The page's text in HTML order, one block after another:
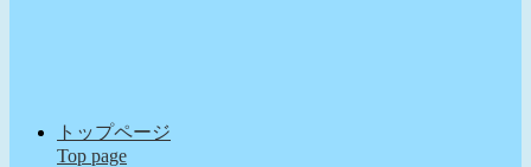
トップページ
Top page